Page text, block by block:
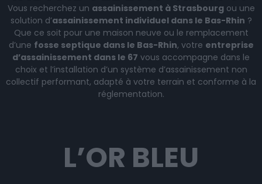
Vous recherchez un assainissement à Strasbourgou une
solution d’assainissement individuel dans le Bas-Rhin ?
Que ce soit pour une maison neuve ou le remplacement
d’une fosse septique dans le Bas-Rhin, votre entreprise
d’assainissement dans le 67 vous accompagne dans le
choix et l’installation d’un système d’assainissement non
collectif performant, adapté à votre terrain et conforme à la
réglementation.
L’OR BLEU